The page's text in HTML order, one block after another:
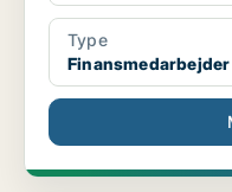
Type
Finansmedarbejder